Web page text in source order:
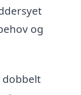
og
dobbelt